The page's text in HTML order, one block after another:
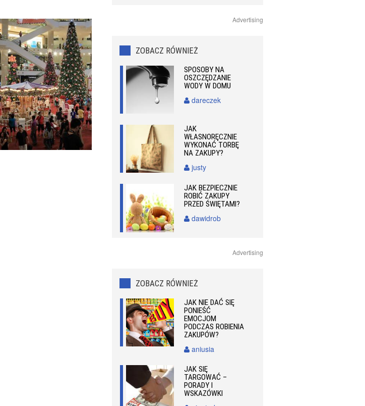
Advertising
ZOBACZ RÓWNIEŻ
SPOSOBY NA
OSZCZĘDZANIE
WODY W DOMU
dareczek
JAK
WŁASNORĘCZNIE
WYKONAĆ TORBĘ
NA ZAKUPY?
justy
JAK BEZPIECZNIE
ROBIĆ ZAKUPY
PRZED ŚWIĘTAMI?
dawidrob
Advertising
ZOBACZ RÓWNIEŻ
JAK NIE DAĆ SIĘ
PONIEŚĆ
EMOCJOM
PODCZAS ROBIENIA
ZAKUPÓW?
aniusia
JAK SIĘ
TARGOWAĆ –
PORADY I
WSKAZÓWKI